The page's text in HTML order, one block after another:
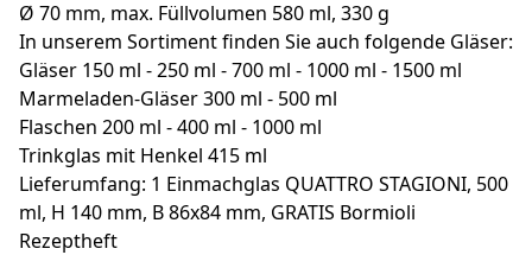
Ø 70 mm, max. Füllvolumen 580 ml, 330 g
In unserem Sortiment finden Sie auch folgende Gläser:
Gläser 150 ml - 250 ml - 700 ml - 1000 ml - 1500 ml
Marmeladen-Gläser 300 ml - 500 ml
Flaschen 200 ml - 400 ml - 1000 ml
Trinkglas mit Henkel 415 ml
Lieferumfang: 1 Einmachglas QUATTRO STAGIONI, 500
ml, H 140 mm, B 86x84 mm, GRATIS Bormioli
Rezeptheft